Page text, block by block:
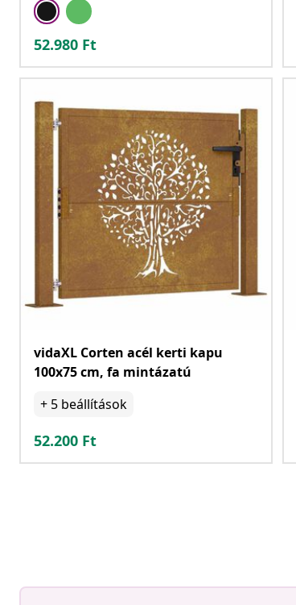
52.980 Ft
vidaXL Corten acél kerti kapu
100x75 cm, fa mintázatú
+ 5 beállítások
52.200 Ft